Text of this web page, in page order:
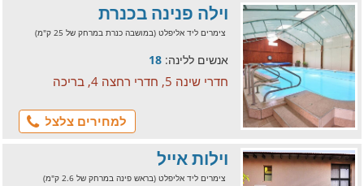
וילה פנינה בכנרת
צימרים ליד אליפלט (במושבה כנרת במרחק של 25 ק"מ)
אנשים ללינה: 18
חדרי שינה 5, חדרי רחצה 4, בריכה
למחירים צלצל
וילות אייל
צימרים ליד אליפלט (בראש פינה במרחק של 2.6 ק"מ)